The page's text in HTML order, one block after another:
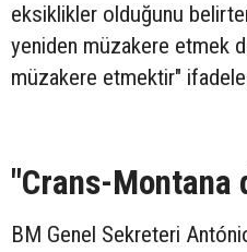
eksiklikler olduğunu
yeniden müzakere etmek
müzakere etmektir"
"Crans-Montana
BM Genel Sekreteri